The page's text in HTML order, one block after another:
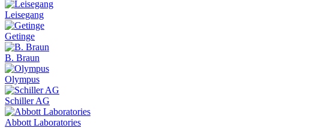
Leisegang
Getinge
B. Braun
Olympus
Schiller AG
Abbott Laboratories